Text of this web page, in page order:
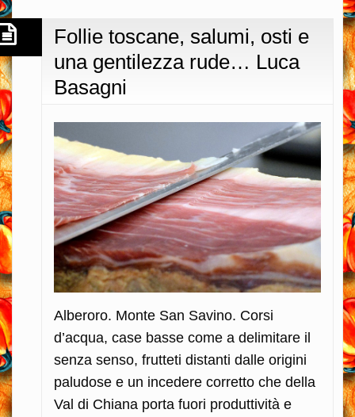
Menchetti
Follie toscane, salumi, osti e
una gentilezza rude… Luca
Basagni
Alberoro. Monte San Savino. Corsi
d’acqua, case basse come a delimitare il
senza senso, frutteti distanti dalle origini
paludose e un incedere corretto che della
Val di Chiana porta fuori produttività e